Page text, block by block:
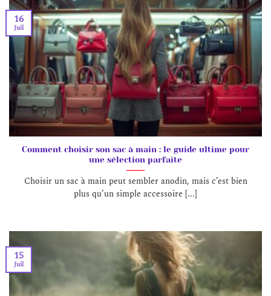
Comment choisir son sac à main : le guide ultime pour
une sélection parfaite
Choisir un sac à main peut sembler anodin, mais c’est bien
plus qu’un simple accessoire [...]
16
Juil
15
Juil